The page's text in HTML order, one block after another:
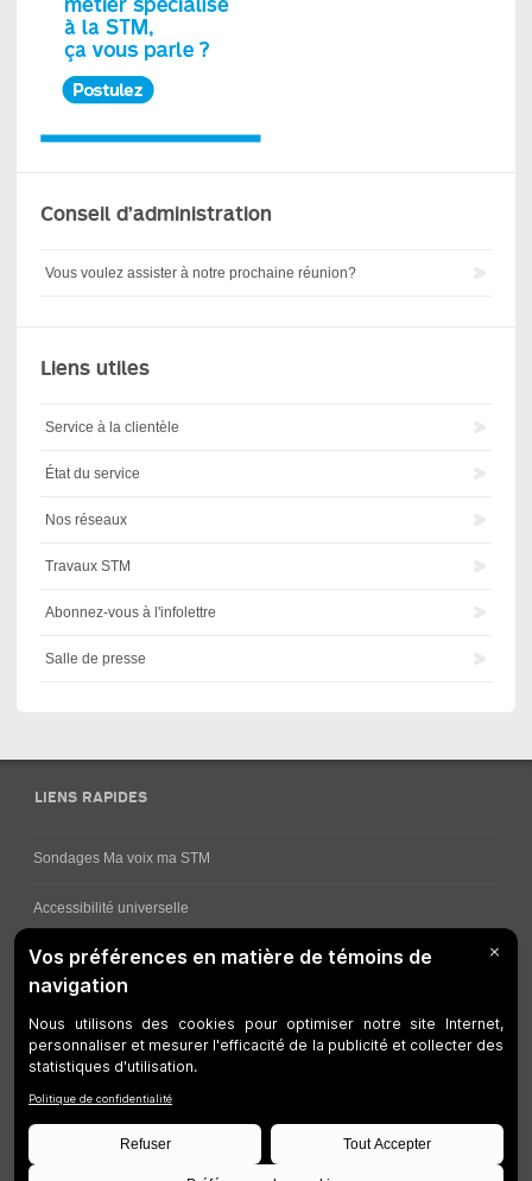
Conseil d’administration
Vous voulez assister à notre prochaine réunion?
Liens utiles
Service à la clientèle
État du service
Nos réseaux
Travaux STM
Abonnez-vous à l'infolettre
Salle de presse
LIENS RAPIDES
Sondages Ma voix ma STM
Accessibilité universelle
Comment obtenir vos horaires de bus
Travaux en cours
Gestion des témoins
Accessibilité Web
Plan du site